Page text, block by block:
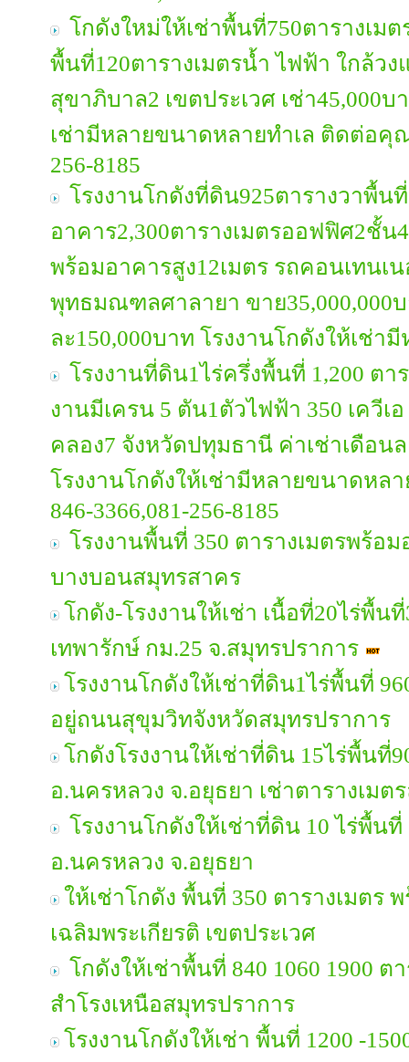
โกดังใหม่ให้เช่าพื้นที่750ตารางเม
พื้นที่120ตารางเมตรน้ำ ไฟฟ้า ใกล้ว
สุขาภิบาล2 เขตประเวศ เช่า45,000
เช่ามีหลายขนาดหลายทำเล ติดต่อคุณ
256-8185
โรงงานโกดังที่ดิน925ตารางวาพื้น
อาคาร2,300ตารางเมตรออฟฟิศ2ชั้น
พร้อมอาคารสูง12เมตร รถคอนเทนเ
พุทธมณฑลศาลายา ขาย35,000,000
ละ150,000บาท โรงงานโกดังให้เช่
โรงงานที่ดิน1ไร่ครึ่งพื้นที่ 1,200 ต
งานมีเครน 5 ตัน1ตัวไฟฟ้า 350 เควี
คลอง7 จังหวัดปทุมธานี ค่าเช่าเดือน
โรงงานโกดังให้เช่ามีหลายขนาดหล
846-3366,081-256-8185
โรงงานพื้นที่ 350 ตารางเมตรพร้
บางบอนสมุทรสาคร
โกดัง-โรงงานให้เช่า เนื้อที่20ไร่พื้น
เทพารักษ์ กม.25 จ.สมุทรปราการ
โรงงานโกดังให้เช่าที่ดิน1ไร่พื้นที่
อยู่ถนนสุขุมวิทจังหวัดสมุทรปราการ
โกดังโรงงานให้เช่าที่ดิน 15ไร่พื้นที่
อ.นครหลวง จ.อยุธยา เช่าตารางเมต
โรงงานโกดังให้เช่าที่ดิน 10 ไร่พื้นที่
อ.นครหลวง จ.อยุธยา
ให้เช่าโกดัง พื้นที่ 350 ตารางเมตร
เฉลิมพระเกียรติ เขตประเวศ
โกดังให้เช่าพื้นที่ 840 1060 1900 ต
สำโรงเหนือสมุทรปราการ
โรงงานโกดังให้เช่า พื้นที่ 1200 -